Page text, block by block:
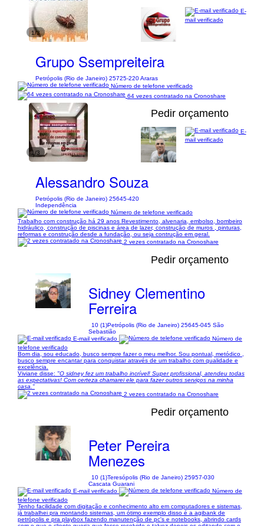
1/3
Grupo Ssempreiteira
Petrópolis (Rio de Janeiro) 25725-220 Araras
E-
mail verificado
Número de telefone verificado
64 vezes contratado na Cronoshare
1/3
Pedir orçamento
Alessandro Souza
Petrópolis (Rio de Janeiro) 25645-420
Independência
E-
mail verificado
Número de telefone verificado
Trabalho com construção há 29 anos Revestimento, alvenaria, embolso, bombeiro
hidráulico, construção de piscinas e área de lazer, construção de muros , pinturas,
reformas e construção desde a fundação, ou seja contrução em geral.
2 vezes contratado na Cronoshare
Pedir orçamento
Sidney Clementino
Ferreira
10 (1)Petrópolis (Rio de Janeiro) 25645-045 São
Sebastião
E-mail verificado
Número de
telefone verificado
Bom dia, sou educado, busco sempre fazer o meu melhor. Sou pontual, metódico ,
busco sempre encantar para conquistar através de um trabalho com qualidade e
excelência.
Viviane disse: "O sidney fez um trabalho incrível! Super profissional, atendeu todas
as expectativas! Com certeza chamarei ele para fazer outros serviços na minha
casa."
2 vezes contratado na Cronoshare
Pedir orçamento
Peter Pereira
Menezes
10 (1)Teresópolis (Rio de Janeiro) 25957-030
Cascata Guarani
E-mail verificado
Número de
telefone verificado
Tenho facilidade com digitação e conhecimento alto em computadores e sistemas,
já trabalhei pra montando sistemas, um ótimo exemplo disso é a agibank de
petrópolis e pra playbox fazendo manutenção de pc's e notebooks, abrindo cards